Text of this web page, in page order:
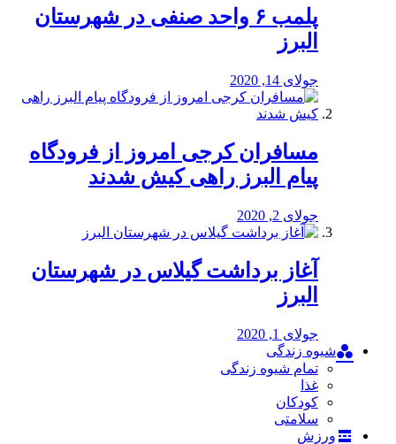
پلمب ۶ واحد صنفی در شهرستان
البرز
جولای 14, 2020
مسافران کرجی امروز از فرودگاه
پیام البرز راهی کیش شدند
جولای 2, 2020
آغاز برداشت گیلاس در شهرستان
البرز
جولای 1, 2020
شیوه زندگی
تمام شیوه زندگی
غذا
کودکان
سلامتی
ورزش